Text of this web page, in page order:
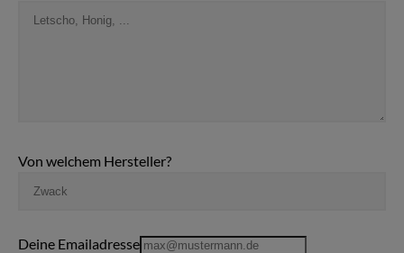
Von welchem Hersteller?
Deine Emailadresse